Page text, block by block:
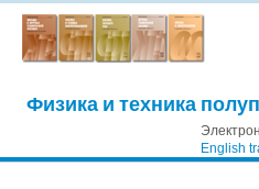
Физика и техника
English